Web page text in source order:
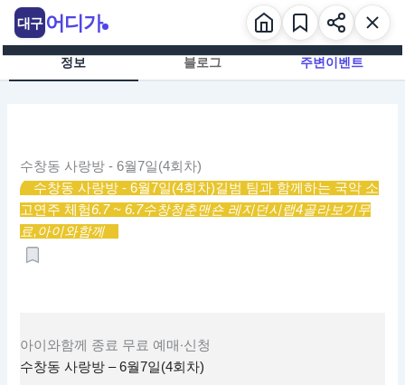
츠
정보 블로그 주변이벤트
수창동 사랑방 - 6월7일(4회차)
수창동 사랑방 - 6월7일(4회차)길범 팀과 함께하는 국악 소
고연주 체험6.7 ~ 6.7수창청춘맨숀 레지던시랩4골라보기무
료,아이와함께
아이와함께 종료 무료 예매·신청
수창동 사랑방 – 6월7일(4회차)
대구 어디가